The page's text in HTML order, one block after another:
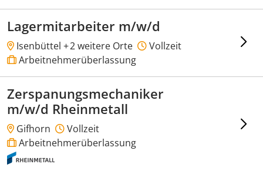
Lagermitarbeiter m/w/d
Isenbüttel +2 weitere Orte
Vollzeit
Arbeitnehmerüberlassung
Zerspanungsmechaniker
m/w/d Rheinmetall
Gifhorn
Vollzeit
Arbeitnehmerüberlassung